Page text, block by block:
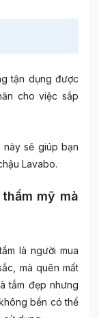
tận dụng được
cho việc sắp
sẽ giúp bạn
Lavabo.
mỹ mà
là người mua
mà quên mất
tắm đẹp nhưng
bền có thể